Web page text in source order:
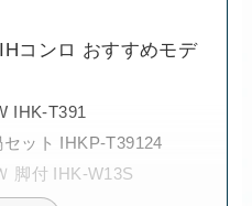
コンロ おすすめモデ
IHK-T391
ット IHKP-T39124
脚付 IHK-W13S